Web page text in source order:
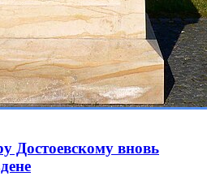
Достоевскому вновь